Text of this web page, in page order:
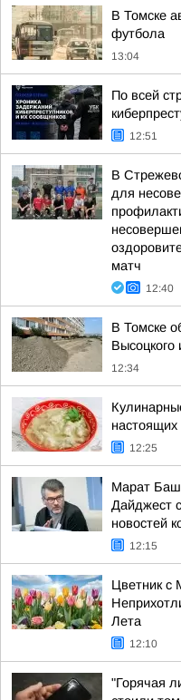
В Томске
футбола
13:04
По всей
12:51
В
для
матч
12:40
В Томске
Высоцкого
12:34
настоящих
12:25
Марат
Дайджест
новостей
12:15
Цветник с
Лета
12:10
"Горячая